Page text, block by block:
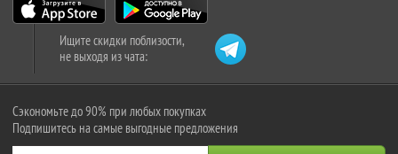
Ищите скидки поблизости,
не выходя из чата:
Сэкономьте до 90% при любых покупках
Подпишитесь на самые выгодные предложения